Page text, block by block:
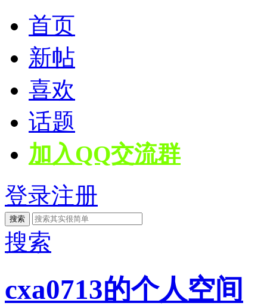
首页
新帖
喜欢
话题
加入QQ交流群
登录注册
搜索
搜索
cxa0713的个人空间